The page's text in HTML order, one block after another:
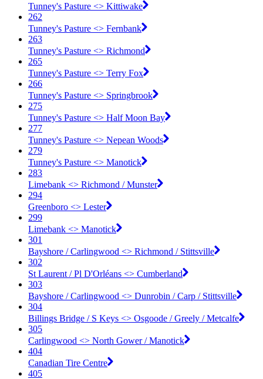
Tunney's Pasture <​> Kittiwake
262
Tunney's Pasture <​> Fernbank
263
Tunney's Pasture <​> Richmond
265
Tunney's Pasture <​> Terry Fox
266
Tunney's Pasture <​> Springbrook
275
Tunney's Pasture <​> Half Moon Bay
277
Tunney's Pasture <​> Nepean Woods
279
Tunney's Pasture <​> Manotick
283
Limebank <​> Richmond / Munster
294
Greenboro <​> Lester
299
Limebank <​> Manotick
301
Bayshore / Carlingwood <​> Richmond / Stittsville
302
St Laurent / Pl D'Orléans <​> Cumberland
303
Bayshore / Carlingwood <​> Dunrobin / Carp / Stittsville
304
Billings Bridge / S Keys <​> Osgoode / Greely / Metcalfe
305
Carlingwood <​> North Gower / Manotick
404
Canadian Tire Centre
405